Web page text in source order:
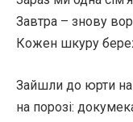
Завтра – знову
Кожен шкуру
Зайшли до юрти
на порозі: